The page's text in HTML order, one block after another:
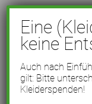
Eine
keine
Auch nach
gilt: Bitte
Kleiderspenden!